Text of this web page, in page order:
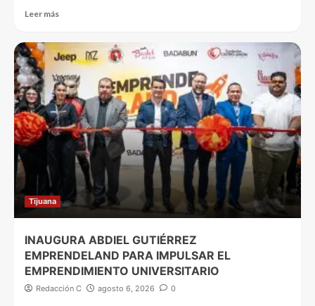
Leer más
Tijuana
INAUGURA ABDIEL GUTIÉRREZ
EMPRENDELAND PARA IMPULSAR EL
EMPRENDIMIENTO UNIVERSITARIO
Redacción C agosto 6, 2026 0